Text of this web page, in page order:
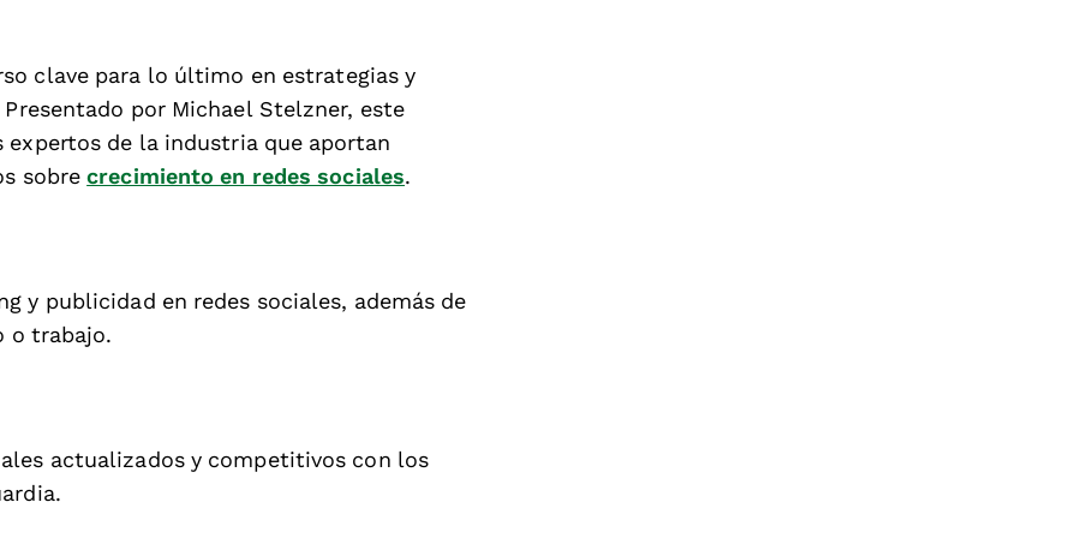
clave para lo último en estrategias y
por Michael Stelzner, este
de la industria que aportan
sobrecrecimiento en redes sociales.
y publicidad en redes sociales, además de
o trabajo.
actualizados y competitivos con los